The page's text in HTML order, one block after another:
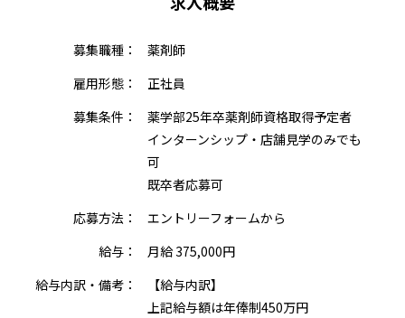
募集職種：
薬剤師
雇用形態：
正社員
募集条件：
薬学部25年卒薬剤師資格取得予定者
インターンシップ・店舗見学のみでも
可
既卒者応募可
応募方法：
エントリーフォームから
給与：
月給 375,000円
給与内訳・備考：
【給与内訳】
上記給与額は年俸制450万円